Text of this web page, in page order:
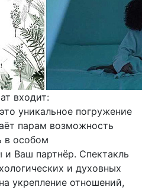
входит:
уникальное погружение
парам возможность
в особом
и Ваш партнёр. Спектакль
и духовных
укрепление отношений,